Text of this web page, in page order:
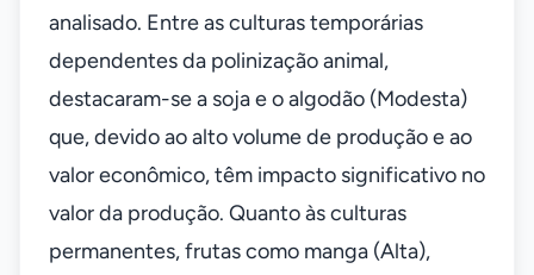
analisado. Entre as culturas temporárias
dependentes da polinização animal,
destacaram-se a soja e o algodão (Modesta)
que, devido ao alto volume de produção e ao
valor econômico, têm impacto significativo no
valor da produção. Quanto às culturas
permanentes, frutas como manga (Alta),